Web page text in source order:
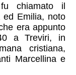
chiamato il
ed Emilia, noto
era appunto
a Treviri, in
cristiana,
Marcellina e